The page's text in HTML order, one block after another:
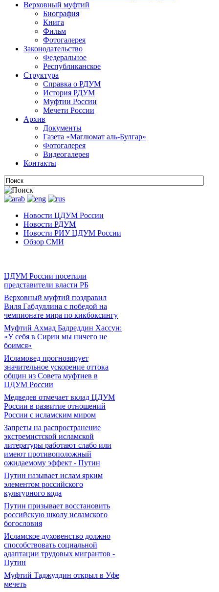
Верховный муфтий
Биография
Книга
Фильм
Фотогалерея
Законодательство
Федеральное
Республиканское
Структура
Справка о РДУМ
История РДУМ
Муфтии России
Мечети России
Архив
Документы
Газета «Маглюмат аль-Булгар»
Фотогалерея
Видеогалерея
Контакты
Новости ЦДУМ России
Новости РДУМ
Новости РИУ ЦДУМ России
Обзор СМИ
ЦДУМ России посетили
представители власти РБ
Верховный муфтий поздравил
Виля Габдуллина с победой на
чемпионате мира по кикбоксингу
Муфтий Ахмад Бадреддин Хассун:
«У себя в Сирии мы ничего не
боимся»
Исламовед прогнозирует
значительное ускорение оттока
общин из Совета муфтиев в
ЦДУМ России
Медведев отмечает вклад ЦДУМ
России в развитие отношений
России с исламским миром
Запреты на распространение
экстремистской исламской
литературы работают слабо или
имеют противоположный
ожидаемому эффект - Путин
Путин называет ислам ярким
элементом российского
культурного кода
Путин призывает восстановить
российскую школу исламского
богословия
Исламское духовенство должно
способствовать социальной
адаптации трудовых мигрантов -
Путин
Муфтий Таджуддин открыл в Уфе
мечеть